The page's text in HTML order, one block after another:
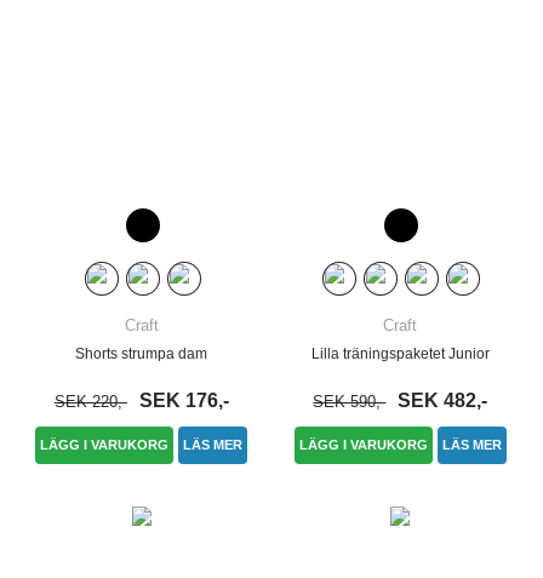
Craft
Shorts strumpa dam
SEK 220,- SEK 176,-
LÄGG I VARUKORG LÄS MER
Craft
Lilla träningspaketet Junior
SEK 590,- SEK 482,-
LÄGG I VARUKORG LÄS MER